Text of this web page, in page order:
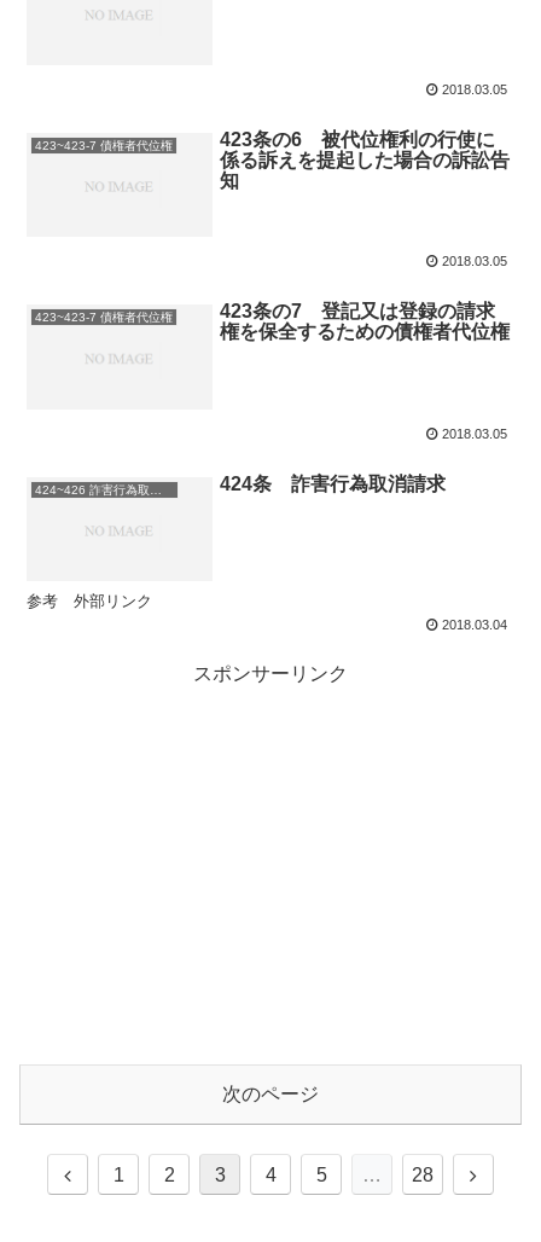
2018.03.05
423~423-7 債権者代位権
423条の6 被代位権利の行使に
係る訴えを提起した場合の訴訟告
知
2018.03.05
423~423-7 債権者代位権
423条の7 登記又は登録の請求
権を保全するための債権者代位権
2018.03.05
424条 詐害行為取消請求
参考 外部リンク
2018.03.04
スポンサーリンク
次のページ
1 2 3 4 5 … 28